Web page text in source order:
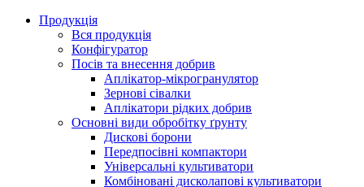
Продукція
Вся продукція
Конфігуратор
Посів та внесення добрив
Аплікатор-мікрогранулятор
Зернові сівалки
Аплікатори рідких добрив
Oсновні види обробітку ґрунту
Дискові борони
Передпосівні компактори
Універсальні культиватори
Комбіновані дисколапові культиватори